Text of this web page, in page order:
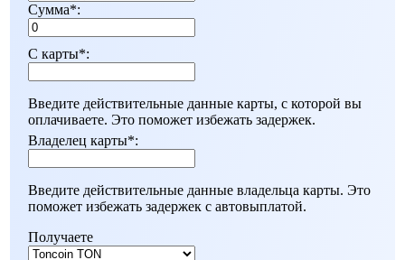
Сумма*:
С карты*:
Введите действительные данные карты, с которой вы
оплачиваете. Это поможет избежать задержек.
Владелец карты*:
Введите действительные данные владельца карты. Это
поможет избежать задержек с автовыплатой.
Получаете